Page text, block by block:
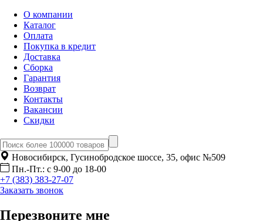
О компании
Каталог
Оплата
Покупка в кредит
Доставка
Сборка
Гарантия
Возврат
Контакты
Вакансии
Скидки
Новосибирск, Гусинобродское шоссе, 35, офис №509
Пн.-Пт.: с 9-00 до 18-00
+7 (383) 383-27-07
Заказать звонок
Перезвоните мне